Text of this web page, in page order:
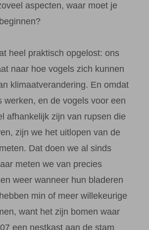
aspecten, waar moet je
heel praktisch opgelost: ons
naar hoe vogels zich kunnen
klimaatverandering. En omdat
werken, en de vogels voor een
afhankelijk zijn van rupsen die
zijn we het uitlopen van de
Dat doen we al sinds
meten we van precies
weer wanneer hun bladeren
min of meer willekeurige
want het zijn bomen waar
een nestkast aan de stam